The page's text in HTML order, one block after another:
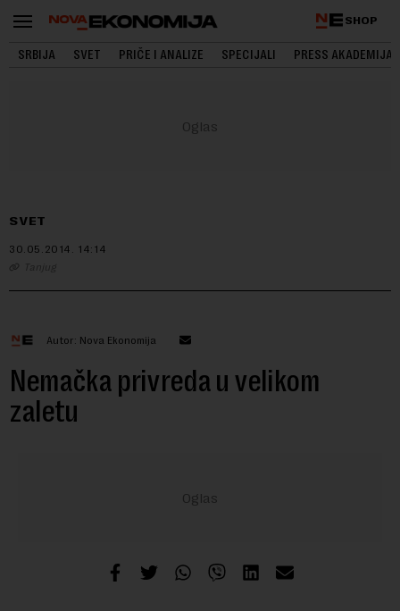
SHOP
SRBIJA SVET PRIČE I ANALIZE SPECIJALI PRESS AKADEMIJA
SVET
30.05.2014. 14:14
Tanjug
Autor: Nova Ekonomija
Nemačka privreda u velikom
zaletu